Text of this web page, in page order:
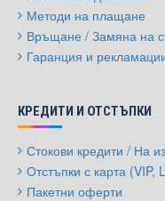
Методи на плащане
Връщане / Замяна на
Гаранция и
КРЕДИТИ И ОТСТЪПКИ
Стокови кредити / На
Отстъпки с карта (VIP,
Пакетни оферти